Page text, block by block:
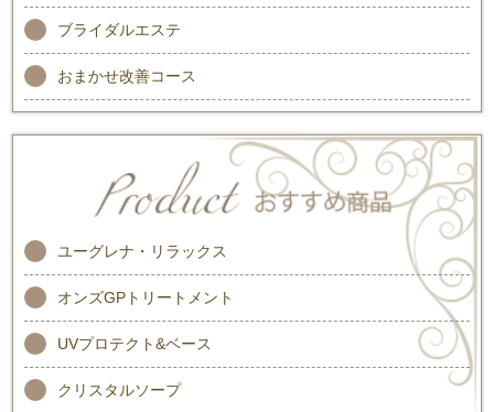
ブライダルエステ
おまかせ改善コース
ユーグレナ・リラックス
オンズGPトリートメント
UVプロテクト&ベース
クリスタルソープ